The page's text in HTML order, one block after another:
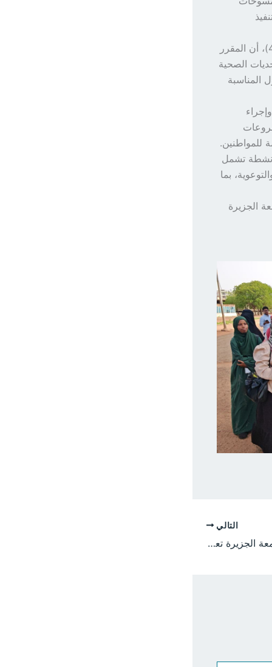
من جانبه، أوضح الطالب التاي خلف الله، منسق مقرر التدريب الميداني بالدفعة (44)، أن المقرر
الصحية
المناسبة
للمواطنين.
أنشطة تشمل
بما
الجزيرة
التالي
كلية الإنتاج الحيواني بجامعة الجزيرة تعقد امتحانات أربع دفعات وسط ترتيبات متكاملة وأجواء مستقرة